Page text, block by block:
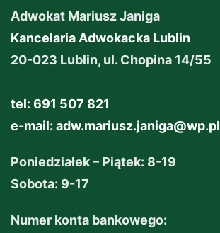
Adwokat Mariusz Janiga
Kancelaria Adwokacka Lublin
20-023 Lublin, ul. Chopina 14/55
tel: 691 507 821
e-mail: adw.mariusz.janiga@wp.pl
Poniedziałek – Piątek: 8-19
Sobota: 9-17
Numer konta bankowego: